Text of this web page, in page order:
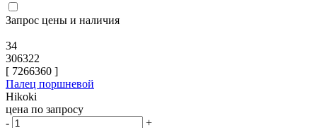
Запрос цены и наличия
34
306322
[ 7266360 ]
Палец поршневой
Hikoki
цена по запросу
-
+